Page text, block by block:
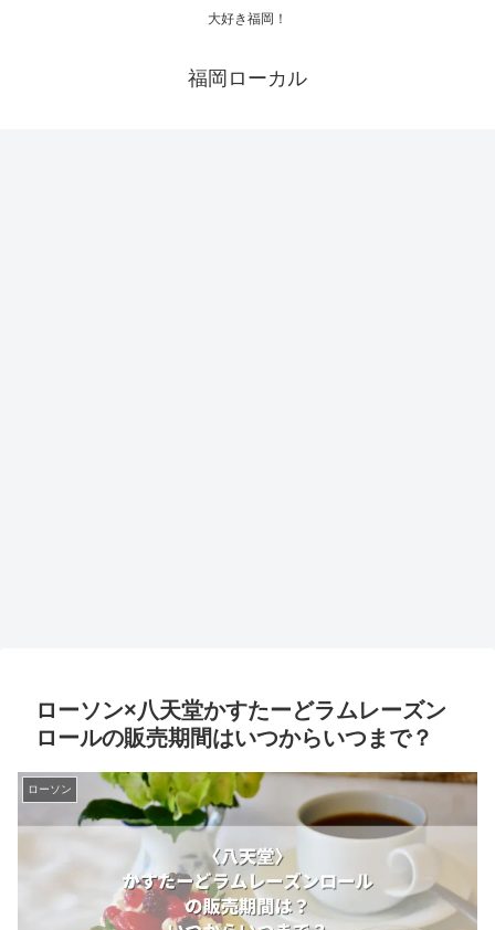
大好き福岡！
福岡ローカル
ローソン×八天堂かすたーどラムレーズン
ロールの販売期間はいつからいつまで？
ローソン